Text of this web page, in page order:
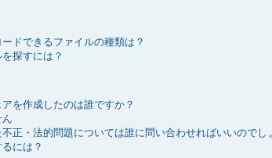
ドできるファイルの種類は？
探すには？
を作成したのは誰ですか？
正・法的問題については誰に問い合わせればいいのでし
には？